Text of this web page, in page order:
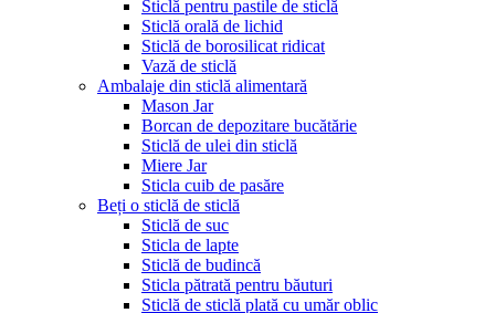
Sticlă pentru pastile de sticlă
Sticlă orală de lichid
Sticlă de borosilicat ridicat
Vază de sticlă
Ambalaje din sticlă alimentară
Mason Jar
Borcan de depozitare bucătărie
Sticlă de ulei din sticlă
Miere Jar
Sticla cuib de pasăre
Beți o sticlă de sticlă
Sticlă de suc
Sticla de lapte
Sticlă de budincă
Sticla pătrată pentru băuturi
Sticlă de sticlă plată cu umăr oblic